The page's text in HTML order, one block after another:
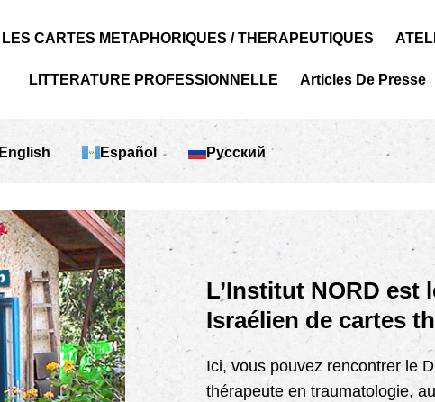
LES CARTES METAPHORIQUES / THERAPEUTIQUES
LITTERATURE PROFESSIONNELLE Articles De Presse
English Español Русский
L’Institut NORD est
Israélien de cartes
Ici, vous pouvez rencontrer le
thérapeute en traumatologie,